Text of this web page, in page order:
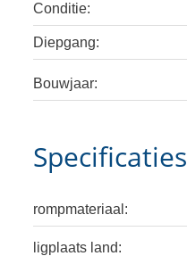
Conditie:
Diepgang:
Bouwjaar:
Specificaties
rompmateriaal:
ligplaats land: